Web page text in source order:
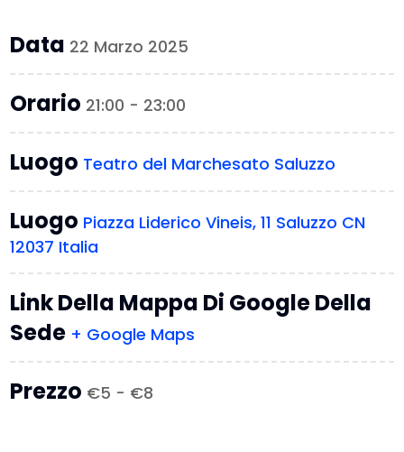
Data 22 Marzo 2025
Orario 21:00 - 23:00
Luogo Teatro del Marchesato Saluzzo
Luogo Piazza Liderico Vineis, 11 Saluzzo CN
12037 Italia
Link Della Mappa Di Google Della
Sede + Google Maps
Prezzo €5 - €8